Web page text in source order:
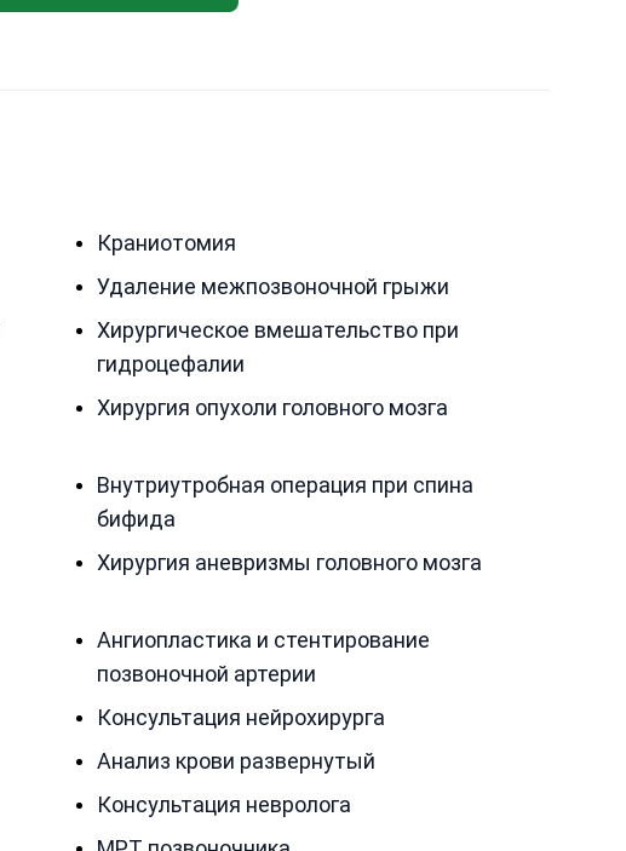
Краниотомия
Удаление межпозвоночной грыжи
Хирургическое вмешательство при
гидроцефалии
Хирургия опухоли головного мозга
Внутриутробная операция при спина
бифида
Хирургия аневризмы головного мозга
Ангиопластика и стентирование
позвоночной артерии
Консультация нейрохирурга
Анализ крови развернутый
Консультация невролога